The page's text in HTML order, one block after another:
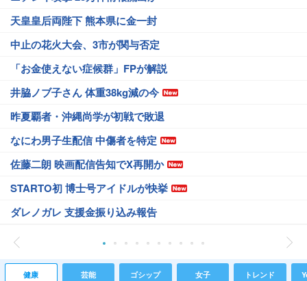
天皇皇后両陛下 熊本県に金一封
中止の花火大会、3市が関与否定
「お金使えない症候群」FPが解説
井脇ノブ子さん 体重38kg減の今
昨夏覇者・沖縄尚学が初戦で敗退
なにわ男子生配信 中傷者を特定
佐藤二朗 映画配信告知でX再開か
STARTO初 博士号アイドルが快挙
ダレノガレ 支援金振り込み報告
健康 芸能 ゴシップ 女子 トレンド